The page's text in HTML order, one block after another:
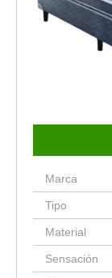
Marca
Tipo
Material
Sensación